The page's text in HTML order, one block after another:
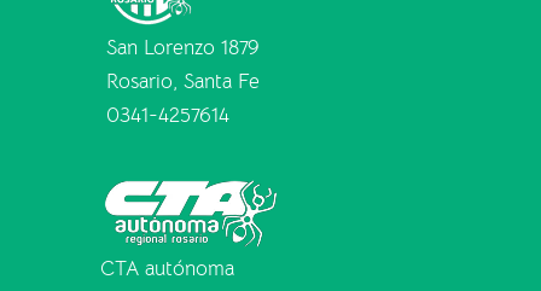
San Lorenzo 1879
Rosario, Santa Fe
0341-4257614
CTA autónoma